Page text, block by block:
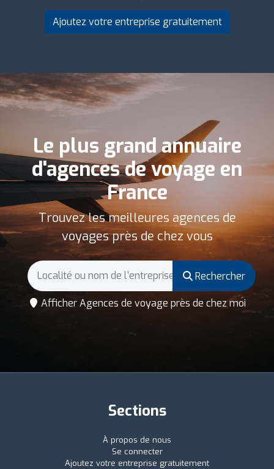
Ajoutez votre entreprise gratuitement
Le plus grand annuaire
d'agences de voyage en
France
Trouvez les meilleures agences de
voyages près de chez vous
Rechercher
Afficher Agences de voyage près de chez moi
Sections
À propos de nous
Se connecter
Ajoutez votre entreprise gratuitement